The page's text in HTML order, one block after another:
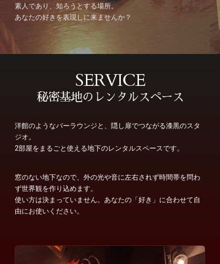
素人であり、知ろうとする場所。
あなたの好きを表現しに来ませんか？
SERVICE
秘密基地のレンタルスペース
洋館のようなバーラウンジと、隠し扉でつながる漆黒のスタ
ジオ。
2部屋をまるごと使える地下のレンタルスペースです。
窓のない地下なので、外の光や音に左右されず時間帯を問わ
ず世界観を作り込めます。
使い方は決まっていません。あなたの「好き」に合わせて自
由にお使いください。